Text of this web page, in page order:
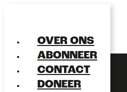
OVER ONS
ABONNEER
CONTACT
DONEER